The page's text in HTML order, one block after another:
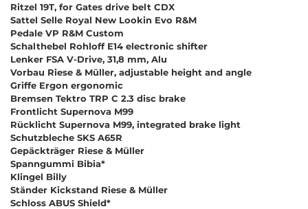
Ritzel 19T, for Gates drive belt CDX
Sattel Selle Royal New Lookin Evo R&M
Pedale VP R&M Custom
Schalthebel Rohloff E14 electronic shifter
Lenker FSA V-Drive, 31,8 mm, Alu
Vorbau Riese & Müller, adjustable height and angle
Griffe Ergon ergonomic
Bremsen Tektro TRP C 2.3 disc brake
Frontlicht Supernova M99
Rücklicht Supernova M99, integrated brake light
Schutzbleche SKS A65R
Gepäckträger Riese & Müller
Spanngummi Bibia*
Klingel Billy
Ständer Kickstand Riese & Müller
Schloss ABUS Shield*